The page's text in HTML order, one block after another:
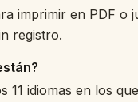
imprimir en PDF
registro.
11 idiomas en los